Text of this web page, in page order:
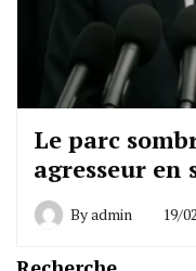
Le parc
agresseur en
Byadmin 19/